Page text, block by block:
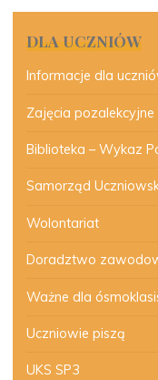
DLA UCZNIÓW
Informacje dla
Zajęcia pozalekcyjne
Biblioteka – Wykaz
Samorząd
Wolontariat
Doradztwo
Ważne dla
Uczniowie piszą
UKS SP3